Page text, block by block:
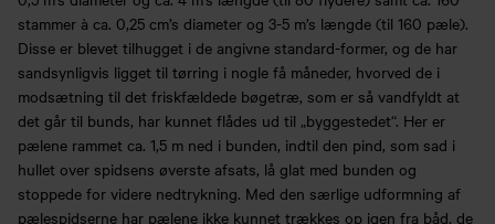
stammer à ca. 0,25 cm’s diameter og 3-5 m’s længde (til 160 pæle).
Disse er blevet tilhugget i de angivne standard-former, og de har
sandsynligvis ligget til tørring i nogle få måneder, hvorved de i
modsætning til det friskfældede bøgetræ, som er så vandfyldt at
det går til bunds, har kunnet flådes ud til „byggestedet“. Her er
pælene rammet ca. 1,5 m ned i bunden, indtil den pind, som sad i
hullet over spidsens øverste afsats, lå glat med bunden og
stoppede for videre nedtrykning. Med den særlige udformning af
pælespidserne har pælene ikke kunnet trækkes op igen fra båd, de